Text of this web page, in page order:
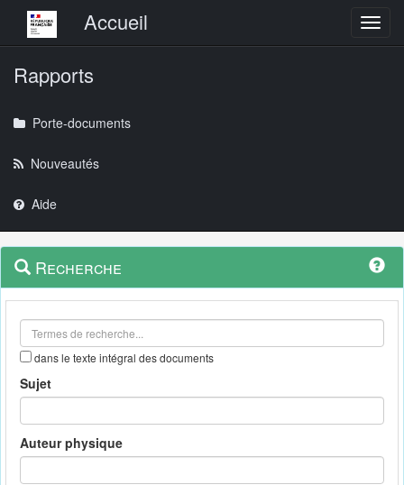
Menu principalAccueil
Rapports
Porte-documents
Nouveautés
Aide
Navigation
outils
Menu
contextuel
Recherche
dans le texte intégral des documents
Sujet
Auteur physique